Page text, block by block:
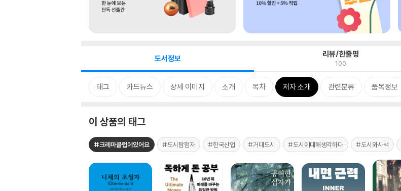
도서정보 리뷰/한줄평
100
태그 카드뉴스 상세 이미지 소개 목차 저자 소개 관련분류 품목정보
이 상품의 태그
#크레마클럽에있어요 #도시탐험자 #한국산업 #거대도시 #도시에대해생각하다 #도시와사색